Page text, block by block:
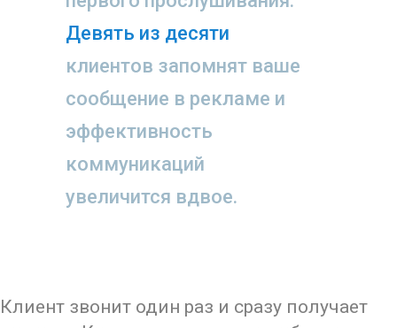
Девять из десяти
клиентов запомнят ваше
сообщение в рекламе и
эффективность
коммуникаций
увеличится вдвое.
Клиент звонит один раз и сразу получает